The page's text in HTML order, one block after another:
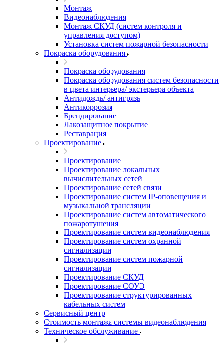
Монтаж
Видеонаблюдения
Монтаж СКУД (систем контроля и
управления доступом)
Установка систем пожарной безопасности
Покраска оборудования
Покраска оборудования
Покраска оборудования систем безопасности
в цвета интерьера/ экстерьера объекта
Антидождь/ антигрязь
Антикоррозия
Брендирование
Лакозащитное покрытие
Реставрация
Проектирование
Проектирование
Проектирование локальных
вычислительных сетей
Проектирование сетей связи
Проектирование систем IP-оповещения и
музыкальной трансляции
Проектирование систем автоматического
пожаротушения
Проектирование систем видеонаблюдения
Проектирование систем охранной
сигнализации
Проектирование систем пожарной
сигнализации
Проектирование СКУД
Проектирование СОУЭ
Проектирование структурированных
кабельных систем
Сервисный центр
Стоимость монтажа системы видеонаблюдения
Техническое обслуживание